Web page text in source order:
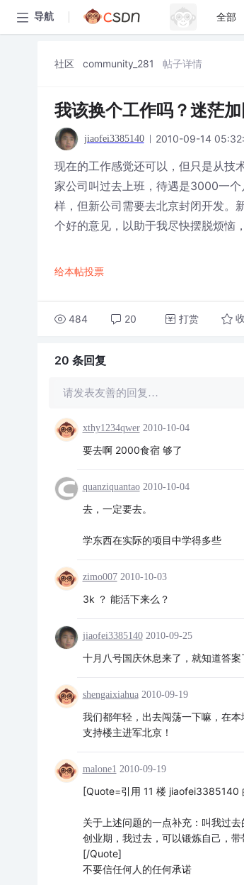
导航 全部
社区 community_281 帖子详情
我该换个工作吗？迷茫
jiaofei3385140 2010-09-14
现在的工作感觉还可以，但只是从技
家公司叫过去上班，待遇是3000一
样，但新公司需要去北京封闭开发。
个好的意见，以助于我尽快摆脱烦恼
给本帖投票
484 20 打赏
20 条回复
请发表友善的回复…
xthy1234qwer 2010-10-04
要去啊 2000食宿 够了
quanziquantao 2010-10-04
去，一定要去。
学东西在实际的项目中学得多些
zimo007 2010-10-03
3k ？ 能活下来么？
jiaofei3385140 2010-09-25
十月八号国庆休息来了，就知道答案
shengaixiahua 2010-09-19
我们都年轻，出去闯荡一下嘛，在
支持楼主进军北京！
malone1 2010-09-19
[Quote=引用 11 楼 jiaofei3385140
关于上述问题的一点补充：叫我过
创业期，我过去，可以锻炼自己，带
[/Quote]
不要信任何人的任何承诺